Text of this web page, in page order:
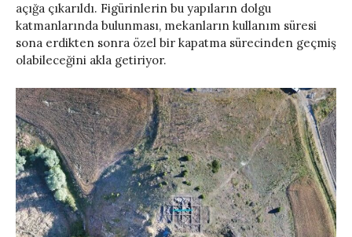
açığa çıkarıldı. Figürinlerin bu yapıların dolgu
katmanlarında bulunması, mekanların kullanım süresi
sona erdikten sonra özel bir kapatma sürecinden geçmiş
olabileceğini akla getiriyor.